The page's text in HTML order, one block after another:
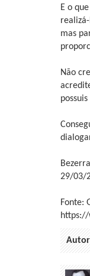
E o
mas
Não
29/03/
Fonte:
https://